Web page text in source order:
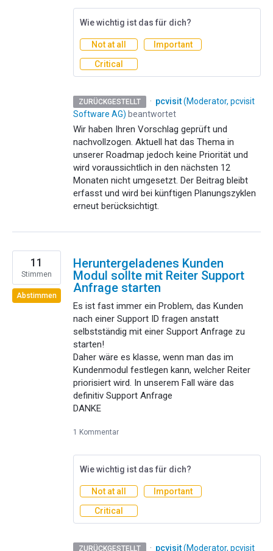
Wie wichtig ist das für dich?
Not at all
Important
Critical
ZURÜCKGESTELLT · pcvisit(Moderator, pcvisit
Software AG) beantwortet
Wir haben Ihren Vorschlag geprüft und
nachvollzogen. Aktuell hat das Thema in
unserer Roadmap jedoch keine Priorität und
wird voraussichtlich in den nächsten 12
Monaten nicht umgesetzt. Der Beitrag bleibt
erfasst und wird bei künftigen Planungszyklen
erneut berücksichtigt.
Heruntergeladenes Kunden
Modul sollte mit Reiter Support
Anfrage starten
Es ist fast immer ein Problem, das Kunden
nach einer Support ID fragen anstatt
selbstständig mit einer Support Anfrage zu
starten!
Daher wäre es klasse, wenn man das im
Kundenmodul festlegen kann, welcher Reiter
priorisiert wird. In unserem Fall wäre das
definitiv Support Anfrage
DANKE
11
Stimmen
Abstimmen
1 Kommentar
Wie wichtig ist das für dich?
Not at all
Important
Critical
ZURÜCKGESTELLT · pcvisit(Moderator, pcvisit